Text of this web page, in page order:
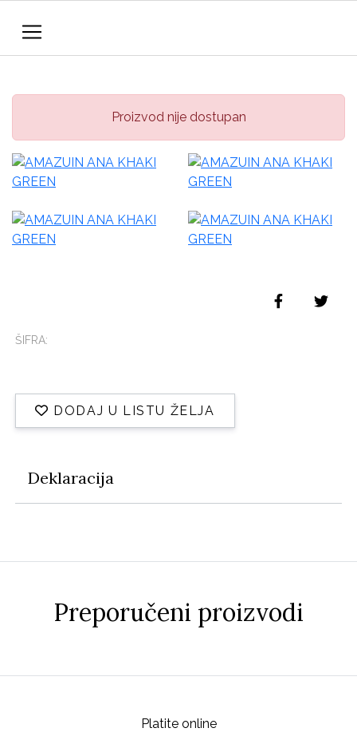
Proizvod nije dostupan
ŠIFRA:
DODAJ U LISTU ŽELJA
Deklaracija
Preporučeni proizvodi
Platite online